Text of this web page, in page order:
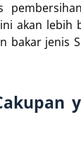
akan lebih
bakar jenis